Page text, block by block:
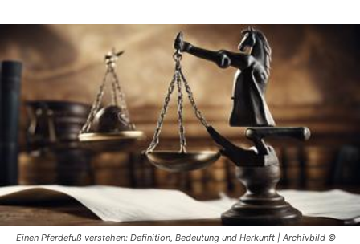
Einen Pferdefuß verstehen: Definition, Bedeutung und Herkunft | Archivbild ©